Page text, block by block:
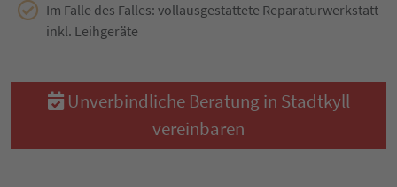
Im Falle des Falles: vollausgestattete Reparaturwerkstatt
inkl. Leihgeräte
Unverbindliche Beratung in Stadtkyll
vereinbaren